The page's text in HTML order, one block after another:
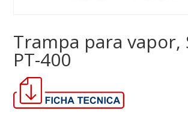
Trampa para vapor,
PT-400